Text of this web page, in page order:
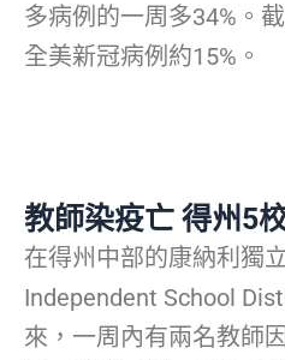
多病例的一周多34%。
全美新冠病例約15%。
教師染疫亡 得州5
在得州中部的康納利獨
Independent School
來，一周內有兩名教師